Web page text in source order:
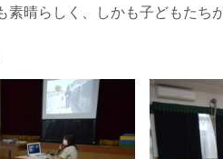
素晴らしく、しかも子どもた